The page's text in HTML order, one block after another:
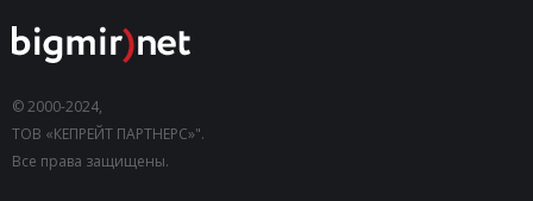
© 2000-2024,
ТОВ «КЕПРЕЙТ ПАРТНЕРС»".
Все права защищены.